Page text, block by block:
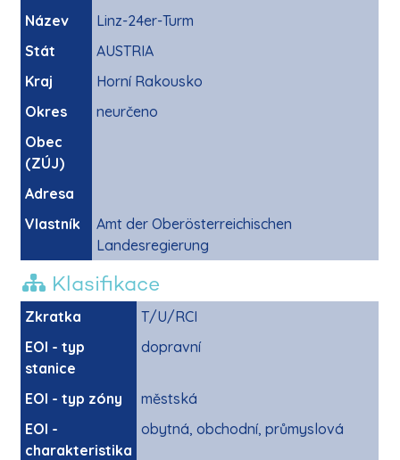
Název
Linz-24er-Turm
Stát
AUSTRIA
Kraj
Horní Rakousko
Okres
neurčeno
Obec
(ZÚJ)
Adresa
Vlastník
Amt der Oberösterreichischen
Landesregierung
Klasifikace
Zkratka
T/U/RCI
EOI - typ
stanice
dopravní
EOI - typ zóny
městská
EOI -
charakteristika
obytná, obchodní, průmyslová